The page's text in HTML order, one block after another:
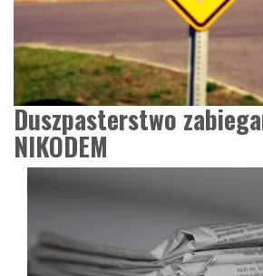
Duszpasterstwo
NIKODEM